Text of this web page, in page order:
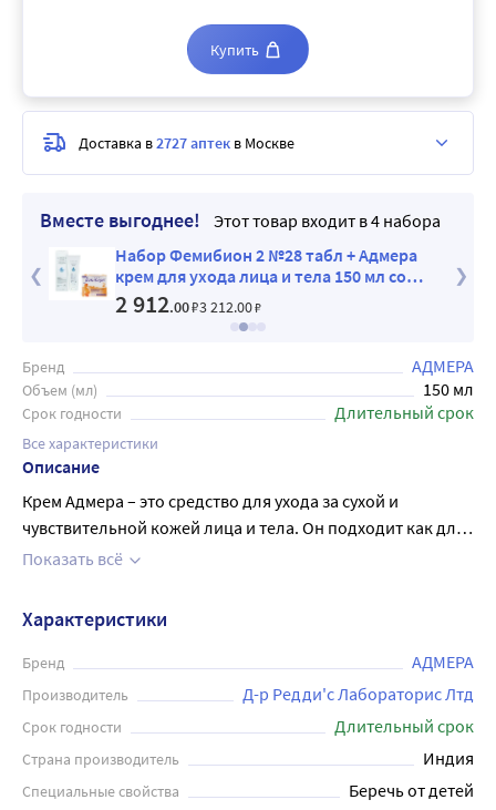
Вместе выгоднее! Этот товар входит в 4 набора
Набор Фемибион 2 №28 табл + Адмера
крем для ухода лица и тела 150 мл со
скидкой
2 912.00₽3 212.00₽
Бренд АДМЕРА
Объем (мл) 150 мл
Срок годности Длительный срок
Все характеристики
Описание
Крем Адмера – это средство для ухода за сухой и
чувствительной кожей лица и тела. Он подходит как для
детей с рождения, так и для взрослых. Крем создан на
увлажнять и питать кожу, устранять раздражения и
сухость. Средство отлично впитывается, не оставляет
жирной пленки и не вызывает аллергических реакций.
Крем Адмера делает кожу мягкой, гладкой и здоровой, а
ощущение свежести и комфорта. Объем средства – 150
мл.
Показать всё
Купить
Доставка в2727 аптек в Москве
Характеристики
Бренд АДМЕРА
Производитель Д-р Редди'с Лабораторис Лтд
Срок годности Длительный срок
Страна производитель Индия
Специальные свойства Беречь от детей